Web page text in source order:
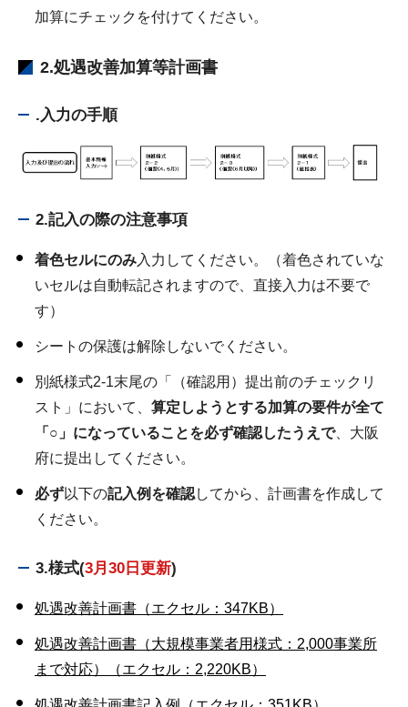
加算にチェックを付けてください。
2.処遇改善加算等計画書
.入力の手順
2.記入の際の注意事項
着色セルにのみ入力してください。（着色されていな
いセルは自動転記されますので、直接入力は不要で
す）
シートの保護は解除しないでください。
別紙様式2-1末尾の「（確認用）提出前のチェックリ
スト」において、 算定しようとする加算の要件が全て
「○」になっていることを必ず確認したうえで、大阪
府に提出してください。
必ず以下の記入例を確認してから、計画書を作成して
ください。
3.様式(3月30日更新)
処遇改善計画書（エクセル：347KB）
処遇改善計画書（大規模事業者用様式：2,000事業所
まで対応）（エクセル：2,220KB）